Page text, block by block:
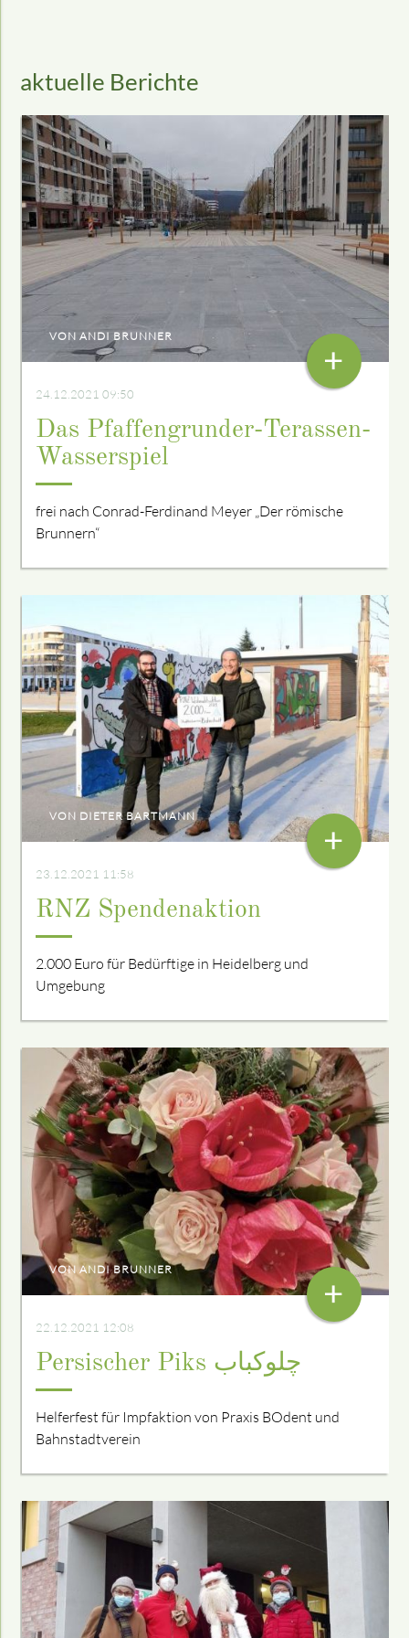
aktuelle Berichte
VON ANDI BRUNNER
24.12.2021 09:50
Das Pfaffengrunder-Terassen-
Wasserspiel
frei nach Conrad-Ferdinand Meyer „Der römische
Brunnern“
+
VON DIETER BARTMANN
23.12.2021 11:58
RNZ Spendenaktion
2.000 Euro für Bedürftige in Heidelberg und
Umgebung
+
VON ANDI BRUNNER
22.12.2021 12:08
Persischer Piks چلوکباب
Helferfest für Impfaktion von Praxis BOdent und
Bahnstadtverein
+